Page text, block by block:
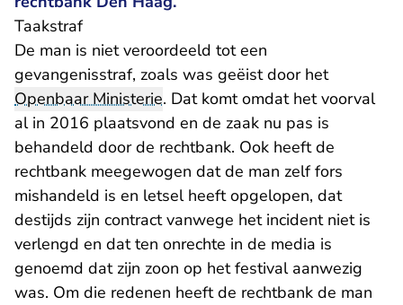
Taakstraf
De man is niet veroordeeld tot een
gevangenisstraf, zoals was geëist door het
Openbaar Ministerie. Dat komt omdat het voorval
al in 2016 plaatsvond en de zaak nu pas is
behandeld door de rechtbank. Ook heeft de
rechtbank meegewogen dat de man zelf fors
mishandeld is en letsel heeft opgelopen, dat
destijds zijn contract vanwege het incident niet is
verlengd en dat ten onrechte in de media is
genoemd dat zijn zoon op het festival aanwezig
was. Om die redenen heeft de rechtbank de man